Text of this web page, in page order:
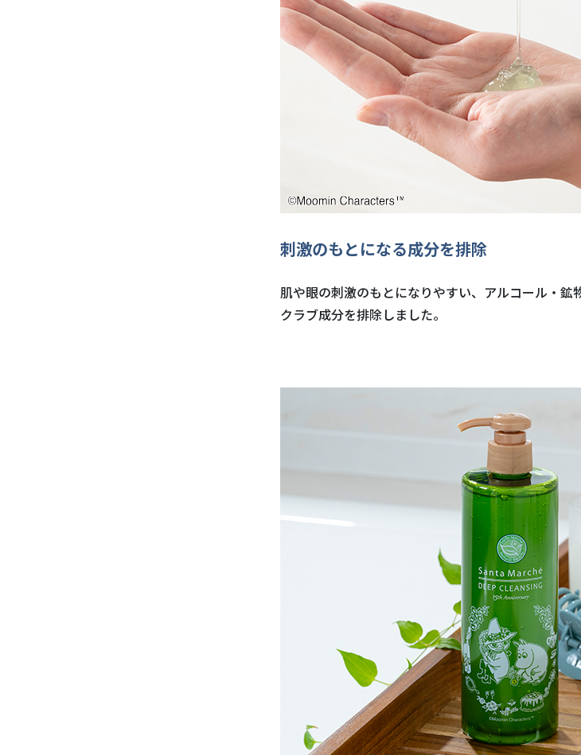
刺激のもとになる成分を排除
肌や眼の刺激のもとになりやすい、アルコール・
クラブ成分を排除しました。